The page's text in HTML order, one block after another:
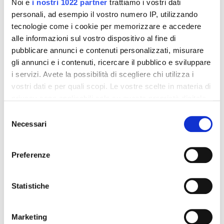
Noi e i nostri 1022 partner trattiamo i vostri dati
personali, ad esempio il vostro numero IP, utilizzando
tecnologie come i cookie per memorizzare e accedere
alle informazioni sul vostro dispositivo al fine di
pubblicare annunci e contenuti personalizzati, misurare
gli annunci e i contenuti, ricercare il pubblico e sviluppare
i servizi. Avete la possibilità di scegliere chi utilizza i
vostri dati e per quali scopi. Le vostre scelte in materia di
modificare o revocare il proprio consenso in qualsiasi
momento dalla Dichiarazione sui cookie o facendo clic
raccogliere informazioni sulla tua posizione
geografica, con un'approssimazione di qualche
Identificare il tuo dispositivo, scansionandolo
delNecessari
Preferenze
Statistiche
Marketing
Integratori per dimagrire
Amin 21 K al cacao - 21
bustine
Aggiungi al
Integratori per dimagrire
Amin 21 K neutro